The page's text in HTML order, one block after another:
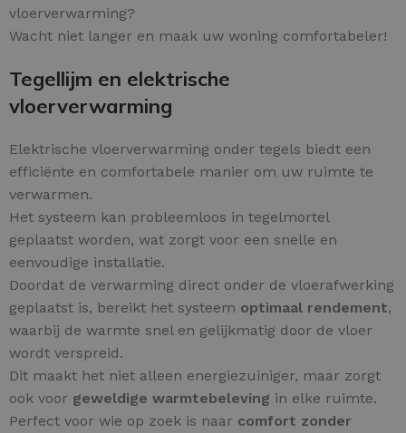
vloerverwarming?
Wacht niet langer en maak uw woning comfortabeler!
Tegellijm en elektrische
vloerverwarming
Elektrische vloerverwarming onder tegels biedt een
efficiënte en comfortabele manier om uw ruimte te
verwarmen.
Het systeem kan probleemloos in tegelmortel
geplaatst worden, wat zorgt voor een snelle en
eenvoudige installatie.
Doordat de verwarming direct onder de vloerafwerking
geplaatst is, bereikt het systeem optimaal rendement,
waarbij de warmte snel en gelijkmatig door de vloer
wordt verspreid.
Dit maakt het niet alleen energiezuiniger, maar zorgt
ook voor geweldige warmtebeleving in elke ruimte.
Perfect voor wie op zoek is naar comfort zonder